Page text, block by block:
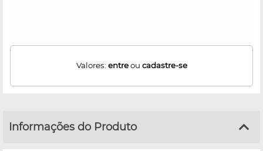
Valores: entreou cadastre-se
Informações do Produto